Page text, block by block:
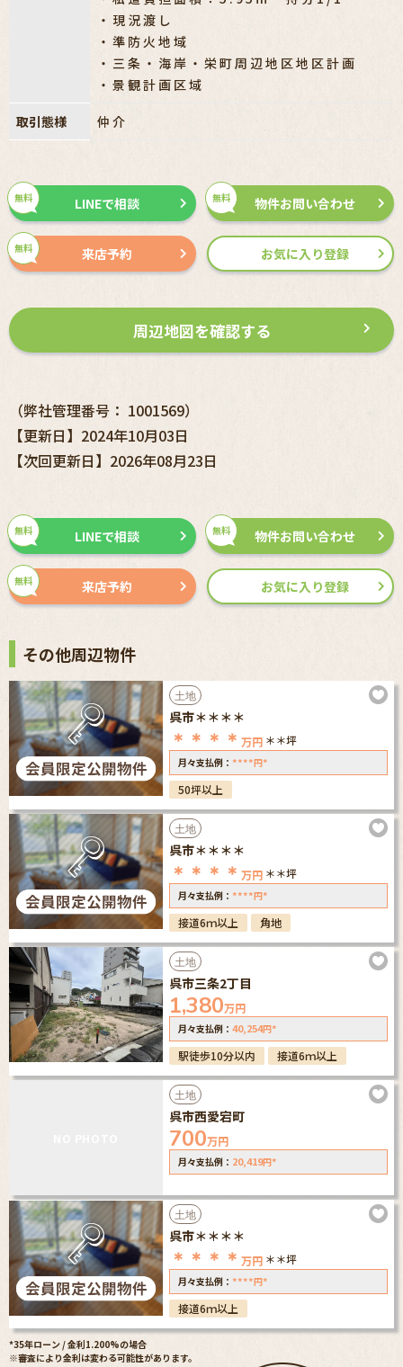
・現況渡し
・準防火地域
・三条・海岸・栄町周辺地区地区計画
・景観計画区域
取引態様 仲介
無料 物件お問い合わせ
無料 LINEで相談
無料 来店予約 お気に入り登録
周辺地図を確認する
（弊社管理番号： 1001569）
【更新日】2024年10月03日
【次回更新日】2026年08月23日
無料 物件お問い合わせ
無料 LINEで相談
無料 来店予約 お気に入り登録
その他周辺物件
土地
呉市＊＊＊＊
＊＊＊＊ 万円 ＊＊坪
月々支払例： ****円*
50坪以上
土地
呉市＊＊＊＊
＊＊＊＊ 万円 ＊＊坪
月々支払例： ****円*
接道6ｍ以上 角地
土地
呉市三条2丁目
1,380万円
月々支払例： 40,254円*
駅徒歩10分以内 接道6ｍ以上
土地
呉市西愛宕町
700万円
月々支払例： 20,419円*
土地
呉市＊＊＊＊
＊＊＊＊ 万円 ＊＊坪
月々支払例： ****円*
接道6ｍ以上
*35年ローン / 金利1.200%の場合
※審査により金利は変わる可能性があります。